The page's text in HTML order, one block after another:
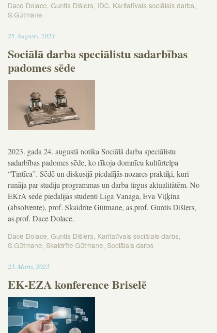
Dace Dolace, Guntis Dišlers, IDC, Karitatīvais sociālais darbs,
S.Gūtmane
25.Augusts, 202319:00
Sociālā darba speciālistu sadarbības
padomes sēde
2023. gada 24. augustā notika Sociālā darba speciālistu
sadarbības padomes sēde, ko rīkoja domnīcu kultūrtelpa
“Tintīca”. Sēdē un diskusijā piedalījās nozares praktiķi, kuri
runāja par studiju programmas un darba tirgus aktualitātēm. No
EKrA sēdē piedalījās studenti Līga Vanaga, Eva Viļķina
(absolvente), prof. Skaidrīte Gūtmane, as.prof. Guntis Dišlers,
as.prof. Dace Dolace.
Dace Dolace, Guntis Dišlers, Karitatīvais sociālais darbs,
S.Gūtmane, Skaidrīte Gūtmane, Sociālais darbs
23. Marts, 202317:49
EK-EZA konference Briselē